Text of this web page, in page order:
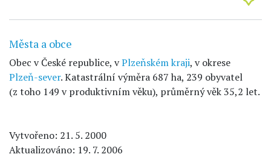
Města a obce
Obec v České republice, vPlzeňském kraji, v okrese
Plzeň-sever. Katastrální výměra 687 ha, 239 obyvatel
(z toho 149 v produktivním věku), průměrný věk 35,2 let.
Vytvořeno: 21. 5. 2000
Aktualizováno: 19. 7. 2006